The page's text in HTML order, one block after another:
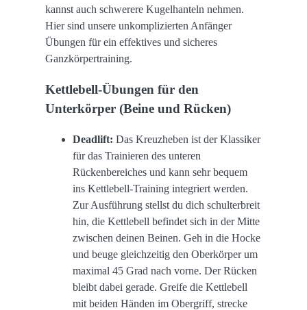
kannst auch schwerere Kugelhanteln nehmen.
Hier sind unsere unkomplizierten Anfänger
Übungen für ein effektives und sicheres
Ganzkörpertraining.
Kettlebell-Übungen für den
Unterkörper (Beine und Rücken)
Deadlift: Das Kreuzheben ist der Klassiker
für das Trainieren des unteren
Rückenbereiches und kann sehr bequem
ins Kettlebell-Training integriert werden.
Zur Ausführung stellst du dich schulterbreit
hin, die Kettlebell befindet sich in der Mitte
zwischen deinen Beinen. Geh in die Hocke
und beuge gleichzeitig den Oberkörper um
maximal 45 Grad nach vorne. Der Rücken
bleibt dabei gerade. Greife die Kettlebell
mit beiden Händen im Obergriff, strecke